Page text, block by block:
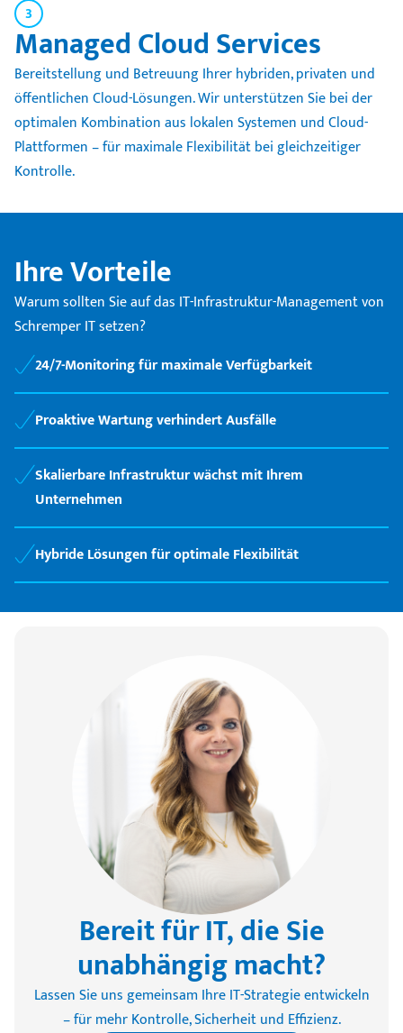
3
Managed Cloud Services
Bereitstellung und Betreuung Ihrer hybriden, privaten und
öffentlichen Cloud-Lösungen. Wir unterstützen Sie bei der
optimalen Kombination aus lokalen Systemen und Cloud-
Plattformen – für maximale Flexibilität bei gleichzeitiger
Kontrolle.
Ihre Vorteile
Warum sollten Sie auf das IT-Infrastruktur-Management von
Schremper IT setzen?
24/7-Monitoring für maximale Verfügbarkeit
Proaktive Wartung verhindert Ausfälle
Skalierbare Infrastruktur wächst mit Ihrem
Unternehmen
Hybride Lösungen für optimale Flexibilität
Bereit für IT, die Sie
unabhängig macht?
Lassen Sie uns gemeinsam Ihre IT-Strategie entwickeln
– für mehr Kontrolle, Sicherheit und Effizienz.